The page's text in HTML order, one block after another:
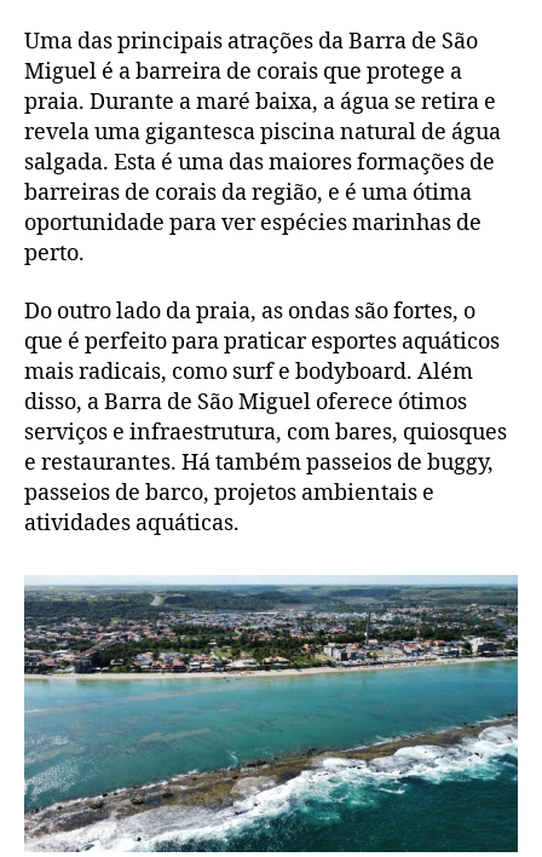
Uma das principais atrações da Barra de São
Miguel é a barreira de corais que protege a
praia. Durante a maré baixa, a água se retira e
revela uma gigantesca piscina natural de água
salgada. Esta é uma das maiores formações de
barreiras de corais da região, e é uma ótima
oportunidade para ver espécies marinhas de
perto.
Do outro lado da praia, as ondas são fortes, o
que é perfeito para praticar esportes aquáticos
mais radicais, como surf e bodyboard. Além
disso, a Barra de São Miguel oferece ótimos
serviços e infraestrutura, com bares, quiosques
e restaurantes. Há também passeios de buggy,
passeios de barco, projetos ambientais e
atividades aquáticas.